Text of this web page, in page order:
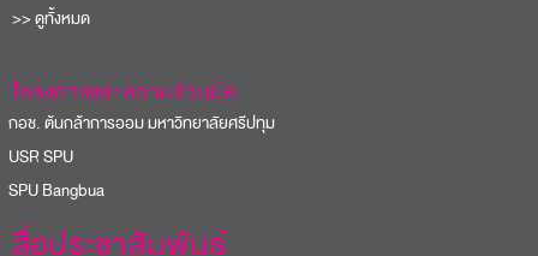
>> ดูทั้งหมด
โครงการและความร่วมมือ
ช. ต้นกล้าการออม มหาวิทยาลัยศรีปทุม
SPU
Bangbua
สื่อประชาสัมพันธ์